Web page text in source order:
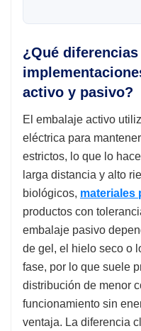
¿Qué
activo y pasivo?
El embalaje activo
eléctrica para
estrictos, lo que lo
larga distancia y alto
biológicos, materiales
productos con
embalaje pasivo
de gel, el hielo seco o
fase, por lo que suele
distribución de menor
funcionamiento sin
ventaja. La diferencia